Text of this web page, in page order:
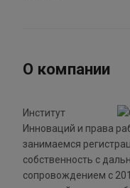
О компании
Институт
Инноваций и права
занимаемся
собственность с
сопровождением с